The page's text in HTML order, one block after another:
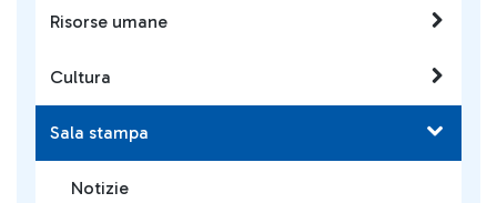
Risorse umane
Cultura
Sala stampa
Notizie